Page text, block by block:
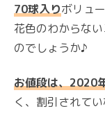
70球入りボリュ
花色のわからな
のでしょうか♪
お値段は、2020
く、割引されて